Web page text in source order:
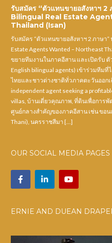
รับสมัคร “ตัวแทนขายอสังหาฯ 2
Bilingual Real Estate
Thailand (Isan)
รับสมัคร “ตัวแทนขายอสังหาฯ 2 ภาษา”
Estate Agents Wanted – Northeast
ขยายทีมงานในภาคอีสาน และเปิดรับ
English bilingual agents) เข้าร่วมทีม
ไทยและชาวต่างชาติทั่วภาคตะวันออกเ
independent agent seeking a
villas, บ้านเดี่ยวคุณภาพ, ที่ดินเพื่อการ
ศูนย์กลางสำคัญของภาคอีสาน เช่น ขอน
Thani), นครราชสีมา […]
OUR SOCIAL MEDIA PAGES
ERNIE AND DUEAN